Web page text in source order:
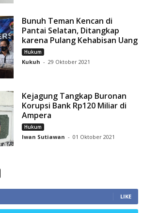
Bunuh Teman Kencan di
Pantai Selatan, Ditangkap
karena Pulang Kehabisan Uang
Hukum
Kukuh - 29 Oktober 2021
Kejagung Tangkap Buronan
Korupsi Bank Rp120 Miliar di
Ampera
Hukum
Iwan Sutiawan - 01 Oktober 2021
LIKE